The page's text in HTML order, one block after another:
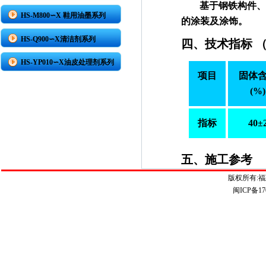
HS-M800∽X 鞋用油墨系列
HS-Q900∽X清洁剂系列
HS-YP010∽X油皮处理剂系列
基于钢铁构件
的涂装及涂饰。
四、技术指标
项目
固体
(%)
指标 40±
五、施工参考
施工方法
均匀后再
版权所有:
闽ICP备